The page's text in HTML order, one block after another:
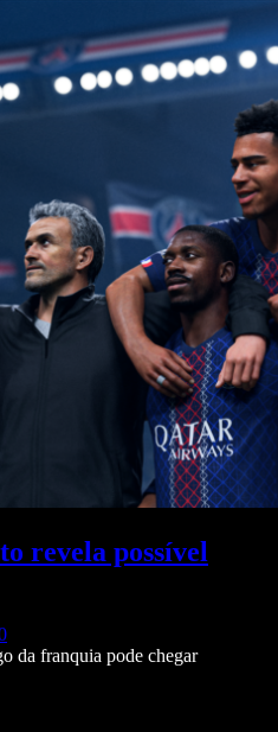
revela possível
da franquia pode chegar